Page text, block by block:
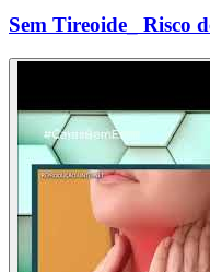
Sem Tireoide_ Risco